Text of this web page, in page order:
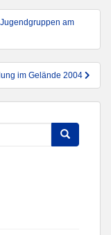
am
im Gelände 2004